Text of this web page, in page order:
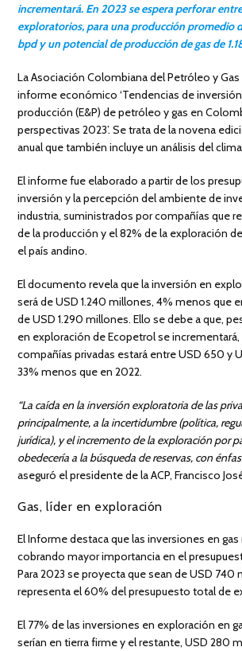
incrementará. En 2023 se espera perforar
exploratorios, para una producción promedio
bpd y un potencial de producción de gas de
La Asociación Colombiana del Petróleo y
informe económico ‘Tendencias de
producción (E&P) de petróleo y gas en
perspectivas 2023’. Se trata de la novena
anual que también incluye un análisis del
El informe fue elaborado a partir de los
inversión y la percepción del ambiente de
industria, suministrados por compañías que
de la producción y el 82% de la exploración
el país andino.
El documento revela que la inversión en
será de USD 1.240 millones, 4% menos que
de USD 1.290 millones. Ello se debe a que,
en exploración de Ecopetrol se incrementará,
compañías privadas estará entre USD 650 y
33% menos que en 2022.
“La caída en la inversión exploratoria de las
principalmente, a la incertidumbre (política,
jurídica), y el incremento de la exploración por
obedecería a la búsqueda de reservas, con
aseguró el presidente de la ACP, Francisco
Gas, líder en exploración
El Informe destaca que las inversiones en gas
cobrando mayor importancia en el
Para 2023 se proyecta que sean de USD 740
representa el 60% del presupuesto total de
El 77% de las inversiones en exploración en
serían en tierra firme y el restante, USD 280